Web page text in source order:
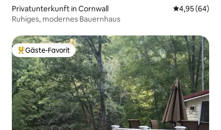
Privatunterkunft in Cornwall
4,95 (64)
Ruhiges, modernes Bauernhaus
Beliebter Gäste-Favorit.
Gäste-Favorit